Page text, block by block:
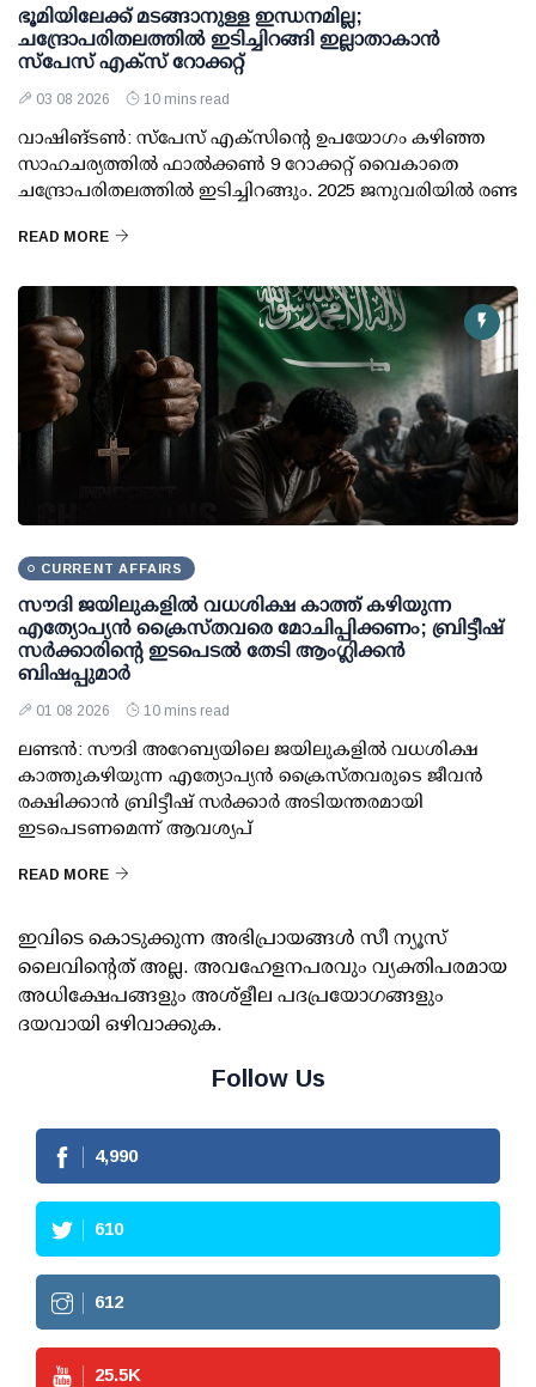
ഭൂമിയിലേക്ക് മടങ്ങാനുള്ള ഇന്ധനമില്ല;
ചന്ദ്രോപരിതലത്തില്‍ ഇടിച്ചിറങ്ങി ഇല്ലാതാകാന്‍
സ്പേസ് എക്‌സ് റോക്കറ്റ്
03 08 2026 10 mins read
വാഷിങ്ടണ്‍: സ്പേസ് എക്‌സിന്റെ ഉപയോഗം കഴിഞ്ഞ
സാഹചര്യത്തില്‍ ഫാല്‍ക്കണ്‍ 9 റോക്കറ്റ് വൈകാതെ
ചന്ദ്രോപരിതലത്തില്‍ ഇടിച്ചിറങ്ങും. 2025 ജനുവരിയില്‍ രണ്ട
READ MORE
CURRENT AFFAIRS
സൗദി ജയിലുകളിൽ വധശിക്ഷ കാത്ത് കഴിയുന്ന
എത്യോപ്യൻ ക്രൈസ്തവരെ മോചിപ്പിക്കണം; ബ്രിട്ടീഷ്
സർക്കാരിന്റെ ഇടപെടൽ തേടി ആംഗ്ലിക്കൻ
ബിഷപ്പുമാർ
01 08 2026 10 mins read
ലണ്ടൻ: സൗദി അറേബ്യയിലെ ജയിലുകളിൽ വധശിക്ഷ
കാത്തുകഴിയുന്ന എത്യോപ്യൻ ക്രൈസ്തവരുടെ ജീവൻ
രക്ഷിക്കാൻ ബ്രിട്ടീഷ് സർക്കാർ അടിയന്തരമായി
ഇടപെടണമെന്ന് ആവശ്യപ്
READ MORE
ഇവിടെ കൊടുക്കുന്ന അഭിപ്രായങ്ങള്‍ സീ ന്യൂസ്
ലൈവിന്റെത് അല്ല. അവഹേളനപരവും വ്യക്തിപരമായ
അധിക്ഷേപങ്ങളും അശ്‌ളീല പദപ്രയോഗങ്ങളും
ദയവായി ഒഴിവാക്കുക.
Follow Us
4,990
610
612
25.5K